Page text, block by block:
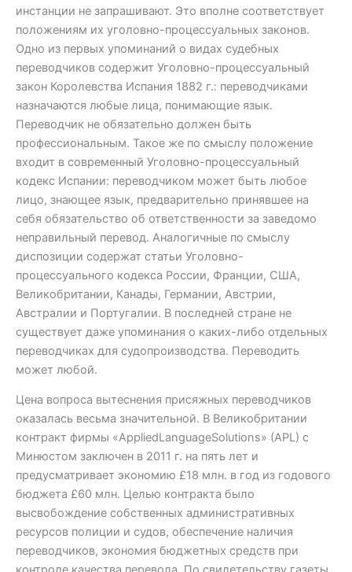
инстанции не запрашивают. Это вполне соответствует
положениям их уголовно-процессуальных законов.
Одно из первых упоминаний о видах судебных
переводчиков содержит Уголовно-процессуальный
закон Королевства Испания 1882 г.: переводчиками
назначаются любые лица, понимающие язык.
Переводчик не обязательно должен быть
профессиональным. Такое же по смыслу положение
входит в современный Уголовно-процессуальный
кодекс Испании: переводчиком может быть любое
лицо, знающее язык, предварительно принявшее на
себя обязательство об ответственности за заведомо
неправильный перевод. Аналогичные по смыслу
диспозиции содержат статьи Уголовно-
процессуального кодекса России, Франции, США,
Великобритании, Канады, Германии, Австрии,
Австралии и Португалии. В последней стране не
существует даже упоминания о каких-либо отдельных
переводчиках для судопроизводства. Переводить
может любой.
Цена вопроса вытеснения присяжных переводчиков
оказалась весьма значительной. В Великобритании
контракт фирмы «AppliedLanguageSolutions» (APL) с
Минюстом заключен в 2011 г. на пять лет и
предусматривает экономию £18 млн. в год из годового
бюджета £60 млн. Целью контракта было
высвобождение собственных административных
ресурсов полиции и судов, обеспечение наличия
переводчиков, экономия бюджетных средств при